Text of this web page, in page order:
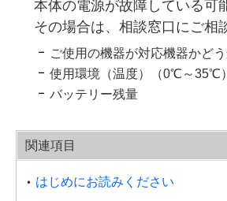
本体の電源が故障している可
その場合は、相談窓口にご相
ご使用の機器が対応機器かど
使用環境（温度）（0℃～35℃）
バッテリー残量
関連項目
はじめにお読みください